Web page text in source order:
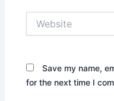
Save my name,
for the next time I